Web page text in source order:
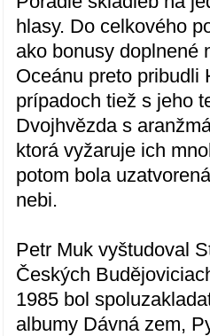
hlasy. Do celkového
ako bonusy doplnené
Oceánu preto pribudli
prípadoch tiež s jeho
Dvojhvězda s
ktorá vyžaruje ich
potom bola
nebi.
Petr Muk vyštudoval
Českých
1985 bol
albumy Dávná zem,